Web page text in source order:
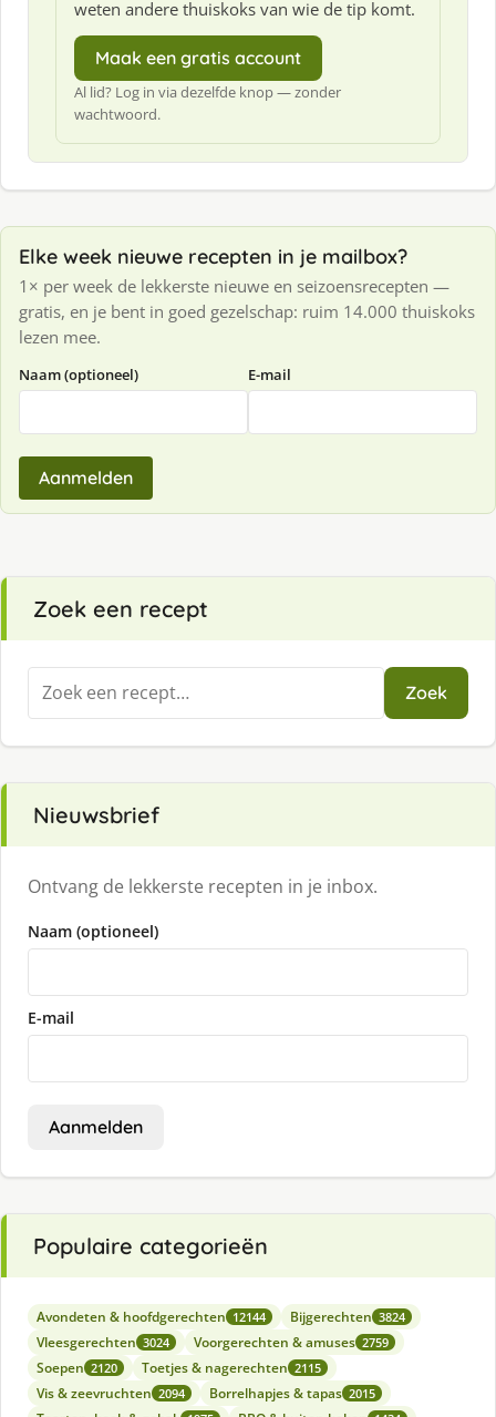
weten andere thuiskoks van wie de tip komt.
Maak een gratis account
Al lid? Log in via dezelfde knop — zonder
wachtwoord.
Elke week nieuwe recepten in je mailbox?
1× per week de lekkerste nieuwe en seizoensrecepten —
gratis, en je bent in goed gezelschap: ruim 14.000 thuiskoks
lezen mee.
Naam (optioneel) E-mail
Aanmelden
Zoek een recept
Zoeken
naar:
Zoek
Nieuwsbrief
Ontvang de lekkerste recepten in je inbox.
Naam (optioneel)
E-mail
Aanmelden
Populaire categorieën
Avondeten & hoofdgerechten 12144 Bijgerechten 3824
Vleesgerechten 3024 Voorgerechten & amuses 2759
Soepen 2120 Toetjes & nagerechten 2115
Vis & zeevruchten 2094 Borrelhapjes & tapas 2015